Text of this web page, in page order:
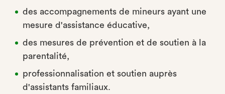
des accompagnements de mineurs ayant une
mesure d'assistance éducative,
des mesures de prévention et de soutien à la
parentalité,
professionnalisation et soutien auprès
d'assistants familiaux.